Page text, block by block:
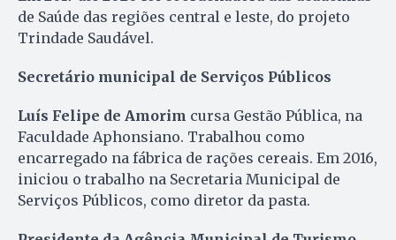
de Saúde das regiões central e leste, do projeto
Trindade Saudável.
Secretário municipal de Serviços Públicos
Luís Felipe de Amorim cursa Gestão Pública, na
Faculdade Aphonsiano. Trabalhou como
encarregado na fábrica de rações cereais. Em 2016,
iniciou o trabalho na Secretaria Municipal de
Serviços Públicos, como diretor da pasta.